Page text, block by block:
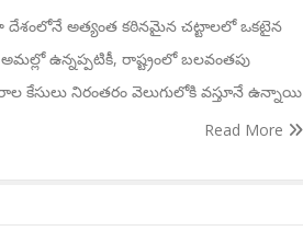
దేశంలోనే అత్యంత కఠినమైన చట్టాలలో ఒకటైన
ఉన్నప్పటికీ, రాష్ట్రంలో బలవంతపు
కేసులు నిరంతరం వెలుగులోకి వస్తూనే ఉన్నాయి
Read More